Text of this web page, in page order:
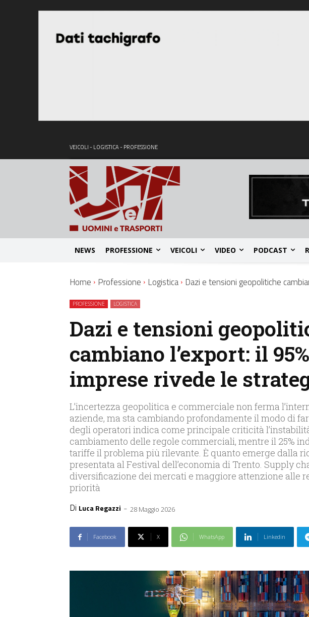
VEICOLI - LOGISTICA - PROFESSIONE
NEWS PROFESSIONE VEICOLI VIDEO PODCAST
Home Professione Logistica Dazi e tensioni geopolitiche
PROFESSIONE LOGISTICA
Dazi e tensioni
cambiano l’export: il
imprese rivede le
L’incertezza geopolitica e commerciale non ferma
aziende, ma sta cambiando profondamente il modo di
degli operatori indica come principale criticità
cambiamento delle regole commerciali, mentre il 25%
tariffe il problema più rilevante. È quanto emerge dalla
presentata al Festival dell’economia di Trento. Supply
diversificazione dei mercati e maggiore attenzione alle
priorità
Di Luca Regazzi - 28 Maggio 2026
Facebook X WhatsApp Linkedin